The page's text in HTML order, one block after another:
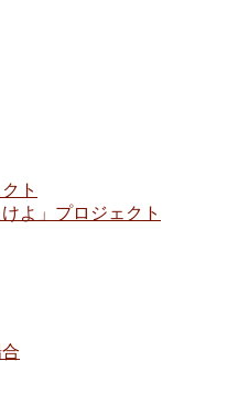
ト
よ」プロジェクト